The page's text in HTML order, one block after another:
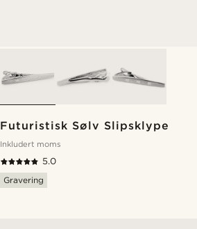
Futuristisk Sølv Slipsklype
Inkludert moms
5.0
Gravering